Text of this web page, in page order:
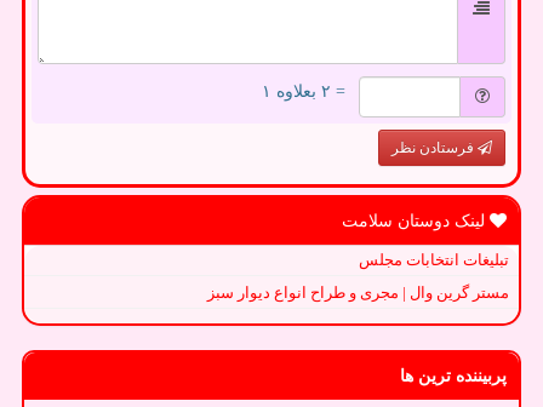
= ۲ بعلاوه ۱
فرستادن نظر
لینک دوستان سلامت
تبلیغات انتخابات مجلس
مستر گرین وال | مجری و طراح انواع دیوار سبز
پربیننده ترین ها